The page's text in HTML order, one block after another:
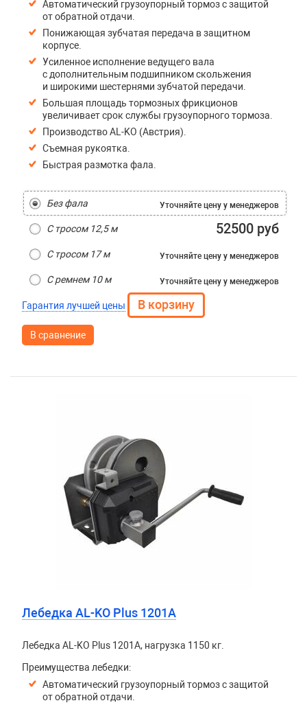
Автоматический грузоупорный тормоз с защитой
от обратной отдачи.
Понижающая зубчатая передача в защитном
корпусе.
Усиленное исполнение ведущего вала
с дополнительным подшипником скольжения
и широкими шестернями зубчатой передачи.
Большая площадь тормозных фрикционов
увеличивает срок службы грузоупорного тормоза.
Производство AL-KO (Австрия).
Съемная рукоятка.
Быстрая размотка фала.
Без фала Уточняйте цену у менеджеров
С тросом 12,5 м 52500 руб
С тросом 17 м Уточняйте цену у менеджеров
С ремнем 10 м Уточняйте цену у менеджеров
Гарантия лучшей цены
В сравнение
Лебедка AL-KO Plus 1201A
Лебедка AL-KO Plus 1201A, нагрузка 1150 кг.
Преимущества лебедки:
Автоматический грузоупорный тормоз с защитой
от обратной отдачи.